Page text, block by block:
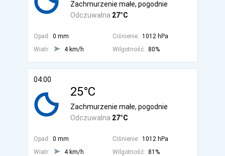
Odczuwalna 27°C
Zachmurzenie małe, pogodnie
Opad: 0 mm Ciśnienie: 1012 hPa
Wiatr:
4 km/h Wilgotność: 80%
04:00
25°C
Odczuwalna 27°C
Zachmurzenie małe, pogodnie
Opad: 0 mm Ciśnienie: 1012 hPa
Wiatr:
4 km/h Wilgotność: 81%